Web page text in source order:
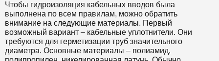
Чтобы гидроизоляция кабельных вводов была
выполнена по всем правилам, можно обратить
внимание на следующие материалы. Первый
возможный вариант – кабельные уплотнители. Они
требуются для герметизации труб значительного
диаметра. Основные материалы – полиамид,